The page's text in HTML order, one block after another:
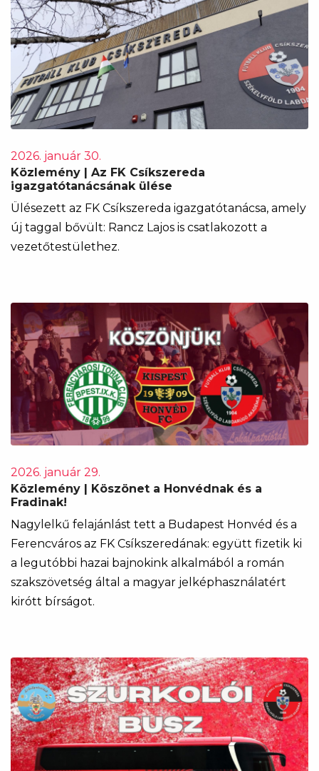
2026. január 30.
Közlemény | Az FK Csíkszereda
igazgatótanácsának ülése
Ülésezett az FK Csíkszereda igazgatótanácsa, amely
új taggal bővült: Rancz Lajos is csatlakozott a
vezetőtestülethez.
2026. január 29.
Közlemény | Köszönet a Honvédnak és a
Fradinak!
Nagylelkű felajánlást tett a Budapest Honvéd és a
Ferencváros az FK Csíkszeredának: együtt fizetik ki
a legutóbbi hazai bajnokink alkalmából a román
szakszövetség által a magyar jelképhasználatért
kirótt bírságot.